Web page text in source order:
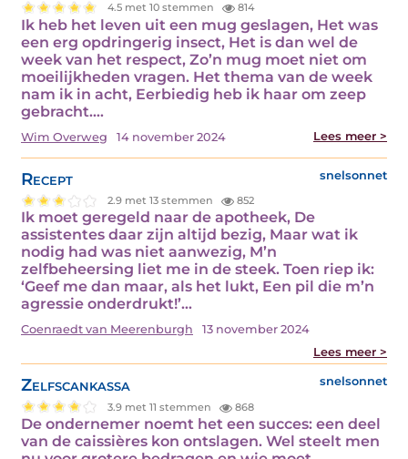
4.5 met 10 stemmen 814
Ik heb het leven uit een mug geslagen, Het was
een erg opdringerig insect, Het is dan wel de
week van het respect, Zo’n mug moet niet om
moeilijkheden vragen. Het thema van de week
nam ik in acht, Eerbiedig heb ik haar om zeep
gebracht.…
Wim Overweg 14 november 2024 Lees meer >
Recept snelsonnet
2.9 met 13 stemmen 852
Ik moet geregeld naar de apotheek, De
assistentes daar zijn altijd bezig, Maar wat ik
nodig had was niet aanwezig, M’n
zelfbeheersing liet me in de steek. Toen riep ik:
‘Geef me dan maar, als het lukt, Een pil die m’n
agressie onderdrukt!’…
Coenraedt van Meerenburgh
13 november 2024
Lees meer >
Zelfscankassa snelsonnet
3.9 met 11 stemmen 868
De ondernemer noemt het een succes: een deel
van de caissières kon ontslagen. Wel steelt men